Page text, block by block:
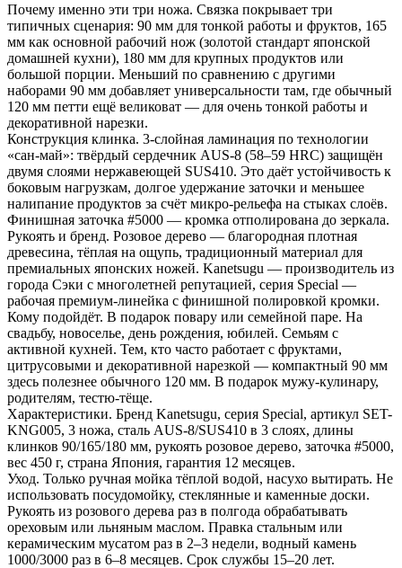
Почему именно эти три ножа. Связка покрывает три
типичных сценария: 90 мм для тонкой работы и фруктов, 165
мм как основной рабочий нож (золотой стандарт японской
домашней кухни), 180 мм для крупных продуктов или
большой порции. Меньший по сравнению с другими
наборами 90 мм добавляет универсальности там, где обычный
120 мм петти ещё великоват — для очень тонкой работы и
декоративной нарезки.
Конструкция клинка. 3-слойная ламинация по технологии
«сан-май»: твёрдый сердечник AUS-8 (58–59 HRC) защищён
двумя слоями нержавеющей SUS410. Это даёт устойчивость к
боковым нагрузкам, долгое удержание заточки и меньшее
налипание продуктов за счёт микро-рельефа на стыках слоёв.
Финишная заточка #5000 — кромка отполирована до зеркала.
Рукоять и бренд. Розовое дерево — благородная плотная
древесина, тёплая на ощупь, традиционный материал для
премиальных японских ножей. Kanetsugu — производитель из
города Сэки с многолетней репутацией, серия Special —
рабочая премиум-линейка с финишной полировкой кромки.
Кому подойдёт. В подарок повару или семейной паре. На
свадьбу, новоселье, день рождения, юбилей. Семьям с
активной кухней. Тем, кто часто работает с фруктами,
цитрусовыми и декоративной нарезкой — компактный 90 мм
здесь полезнее обычного 120 мм. В подарок мужу-кулинару,
родителям, тестю-тёще.
Характеристики. Бренд Kanetsugu, серия Special, артикул SET-
KNG005, 3 ножа, сталь AUS-8/SUS410 в 3 слоях, длины
клинков 90/165/180 мм, рукоять розовое дерево, заточка #5000,
вес 450 г, страна Япония, гарантия 12 месяцев.
Уход. Только ручная мойка тёплой водой, насухо вытирать. Не
использовать посудомойку, стеклянные и каменные доски.
Рукоять из розового дерева раз в полгода обрабатывать
ореховым или льняным маслом. Правка стальным или
керамическим мусатом раз в 2–3 недели, водный камень
1000/3000 раз в 6–8 месяцев. Срок службы 15–20 лет.